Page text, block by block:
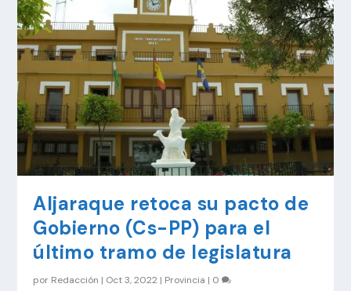
Aljaraque retoca su pacto de
Gobierno (Cs-PP) para el
último tramo de legislatura
por Redacción | Oct 3, 2022 | Provincia | 0